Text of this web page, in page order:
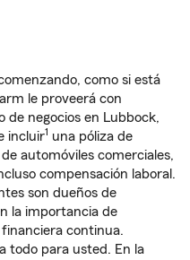
como si está
le proveerá con
de negocios en Lubbock,
incluir1 una póliza de
automóviles comerciales,
compensación laboral.
son dueños de
la importancia de
continua.
todo para usted. En la